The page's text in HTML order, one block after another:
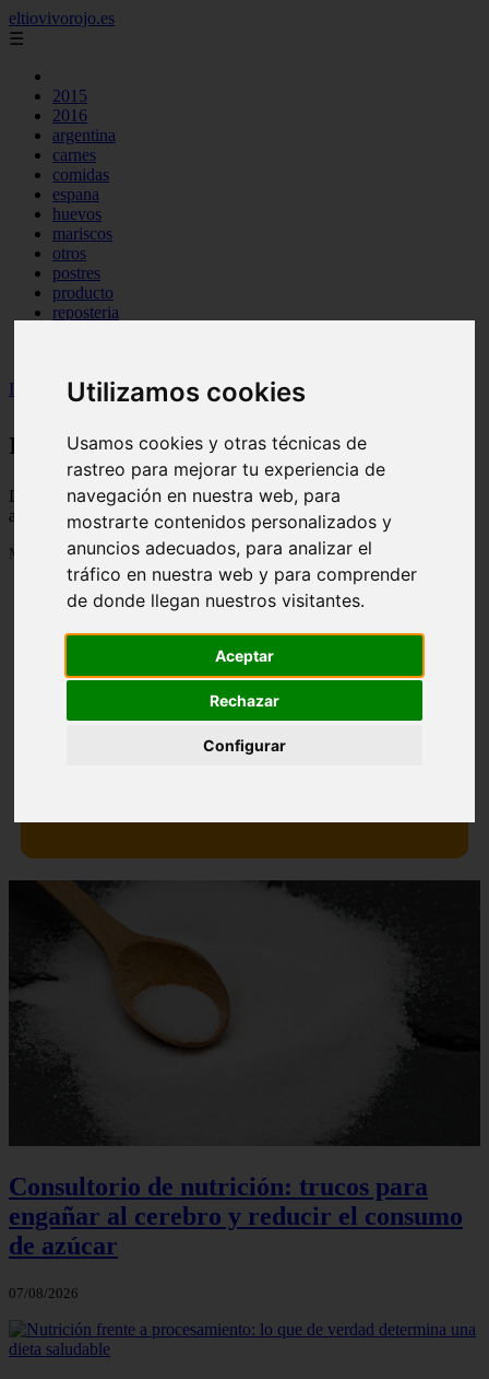
Utilizamos cookies
Usamos cookies y otras técnicas de
rastreo para mejorar tu experiencia de
navegación en nuestra web, para
mostrarte contenidos personalizados y
anuncios adecuados, para analizar el
tráfico en nuestra web y para comprender
de donde llegan nuestros visitantes.
Aceptar
Rechazar
Configurar
eltiovivorojo.es
☰
2015
2016
argentina
carnes
comidas
espana
huevos
mariscos
otros
postres
producto
reposteria
Inicio
recetas
recetas
Descubre todas las noticias de la categoría recetas. Artículos
actualizados y contenido de calidad en eltiovivorojo.es.
Mostrando 1 - 24 de 1288 artículos
Contraindicaciones del espino amarillo: conocelas
Consultorio de nutrición: trucos para
engañar al cerebro y reducir el consumo
de azúcar
07/08/2026